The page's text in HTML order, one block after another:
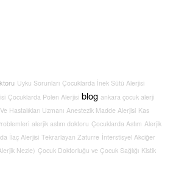
Uyku Sorunları Çocuklarda İnek Sütü Alerjisi
Çocuklarda Polen Alerjisi blog ankara çocuk alerji
Hastalıkları Uzmanı Anestezik Madde Alerjisi Kas
alerjik astım doktoru Çocuklarda Astım Alerjik
İlaç Alerjisi Tekrarlayan Zaturre İnterstisyel Akciğer
Nezle) Çocuk Doktorluğu ve Çocuk Sağlığı Kistik